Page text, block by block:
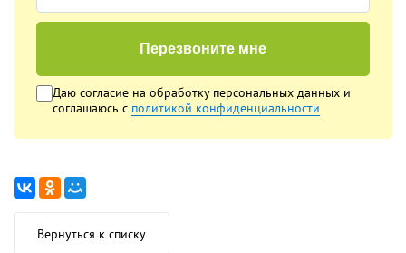
Перезвоните мне
Даю согласие на обработку персональных данных и
соглашаюсь с политикой конфиденциальности
Вернуться к списку